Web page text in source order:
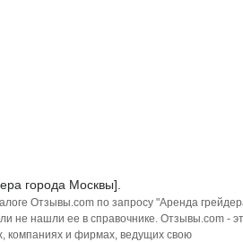
города Москвы].
Отзывы.com по запросу "Аренда
не нашли ее в справочнике. Отзывы.com -
компаниях и фирмах, ведущих свою